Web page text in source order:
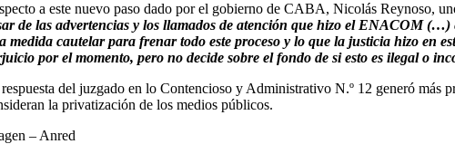
a este nuevo paso dado por el gobierno de CABA, Nicolás Reynoso,
de las advertencias y los llamados de atención que hizo el ENACOM
medida cautelar para frenar todo este proceso y lo que la justicia hizo en
por el momento, pero no decide sobre el fondo de si esto es ilegal o
del juzgado en lo Contencioso y Administrativo N.º 12 generó más
la privatización de los medios públicos.
– Anred